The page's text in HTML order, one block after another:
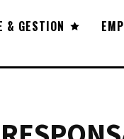
& GESTION